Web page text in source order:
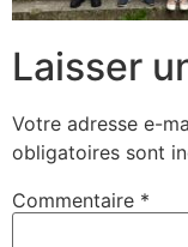
Laisser
Votre adresse e-
obligatoires sont
Commentaire *